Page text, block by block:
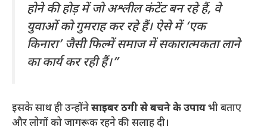
होने की होड़ में जो अश्लील कंटेंट बन रहे हैं, वे
युवाओं को गुमराह कर रहे हैं। ऐसे में ‘एक
किनारा’ जैसी फिल्में समाज में सकारात्मकता लाने
का कार्य कर रही हैं।”
इसके साथ ही उन्होंनेसाइबर ठगी से बचने के उपायभी बताए
और लोगों को जागरूक रहने की सलाह दी।